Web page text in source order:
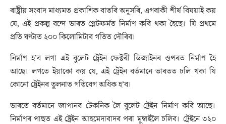
ৰাষ্ট্ৰীয় সংবাদ মাধ্যমত প্ৰকাশিক বাতৰি অনুসৰি, এগৰাকী শীৰ্ষ বিষয়াই কয়
যে, এই প্ৰকল্প বন্দে ভাৰত প্লেটফৰ্মত নিৰ্মাণ কৰি থকা হৈছে। যি প্ৰথমে
প্ৰতি ঘণ্টাত ২০০ কিলোমিটাৰ গতিত দৌৰিব।
নিৰ্মাণ হ’ব লগা এই বুলেট ট্ৰেইন ফেক্টৰী ডিজাইনৰ ওপৰত নিৰ্মাণ হৈ
আছে। লগতে ইয়াকো কয় যে, এই ট্ৰেইন বৰ্তমানে ভাৰতত চলি থকা যি
কোনো ট্ৰেইনৰ তুলনাত গতিবেগ অধিক হ’ব।
ভাৰতে বৰ্তমানে জাপানৰ টেকনিক লৈ বুলেট ট্ৰেইন নিৰ্মাণ কৰি আছে।
নিৰ্মাণৰ পাছত এই ট্ৰেইন আহমেদাবাদৰ পৰা মুম্বাইলৈ চলিব। ট্ৰেইনে ৩২০